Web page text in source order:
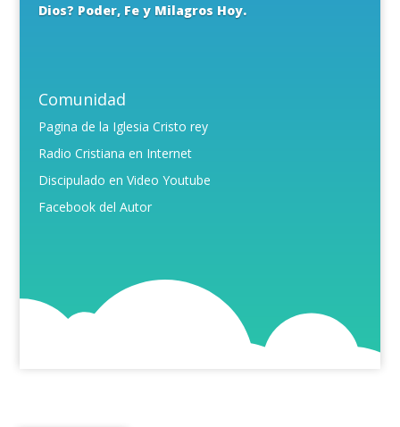
Dios? Poder, Fe y Milagros Hoy.
Comunidad
Pagina de la Iglesia Cristo rey
Radio Cristiana en Internet
Discipulado en Video Youtube
Facebook del Autor